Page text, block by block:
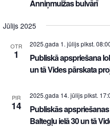
Anniņmuižas bulvārī
Jūlijs 2025
OTR
1
2025.gada 1. jūlijs plkst.
Publiskā apspriešana
un tā Vides pārskata
PIR
14
2025.gada 14. jūlijs plkst.
Publiskās
Baltegļu ielā 30 un tā